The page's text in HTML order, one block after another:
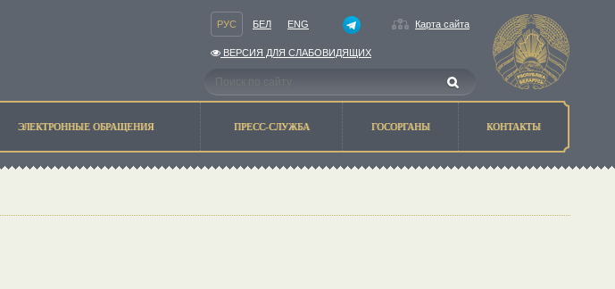
РУС БЕЛ ENG Карта сайта
ВЕРСИЯ ДЛЯ СЛАБОВИДЯЩИХ
ЭЛЕКТРОННЫЕ ОБРАЩЕНИЯ ПРЕСС-СЛУЖБА ГОСОРГАНЫ КОНТАКТЫ